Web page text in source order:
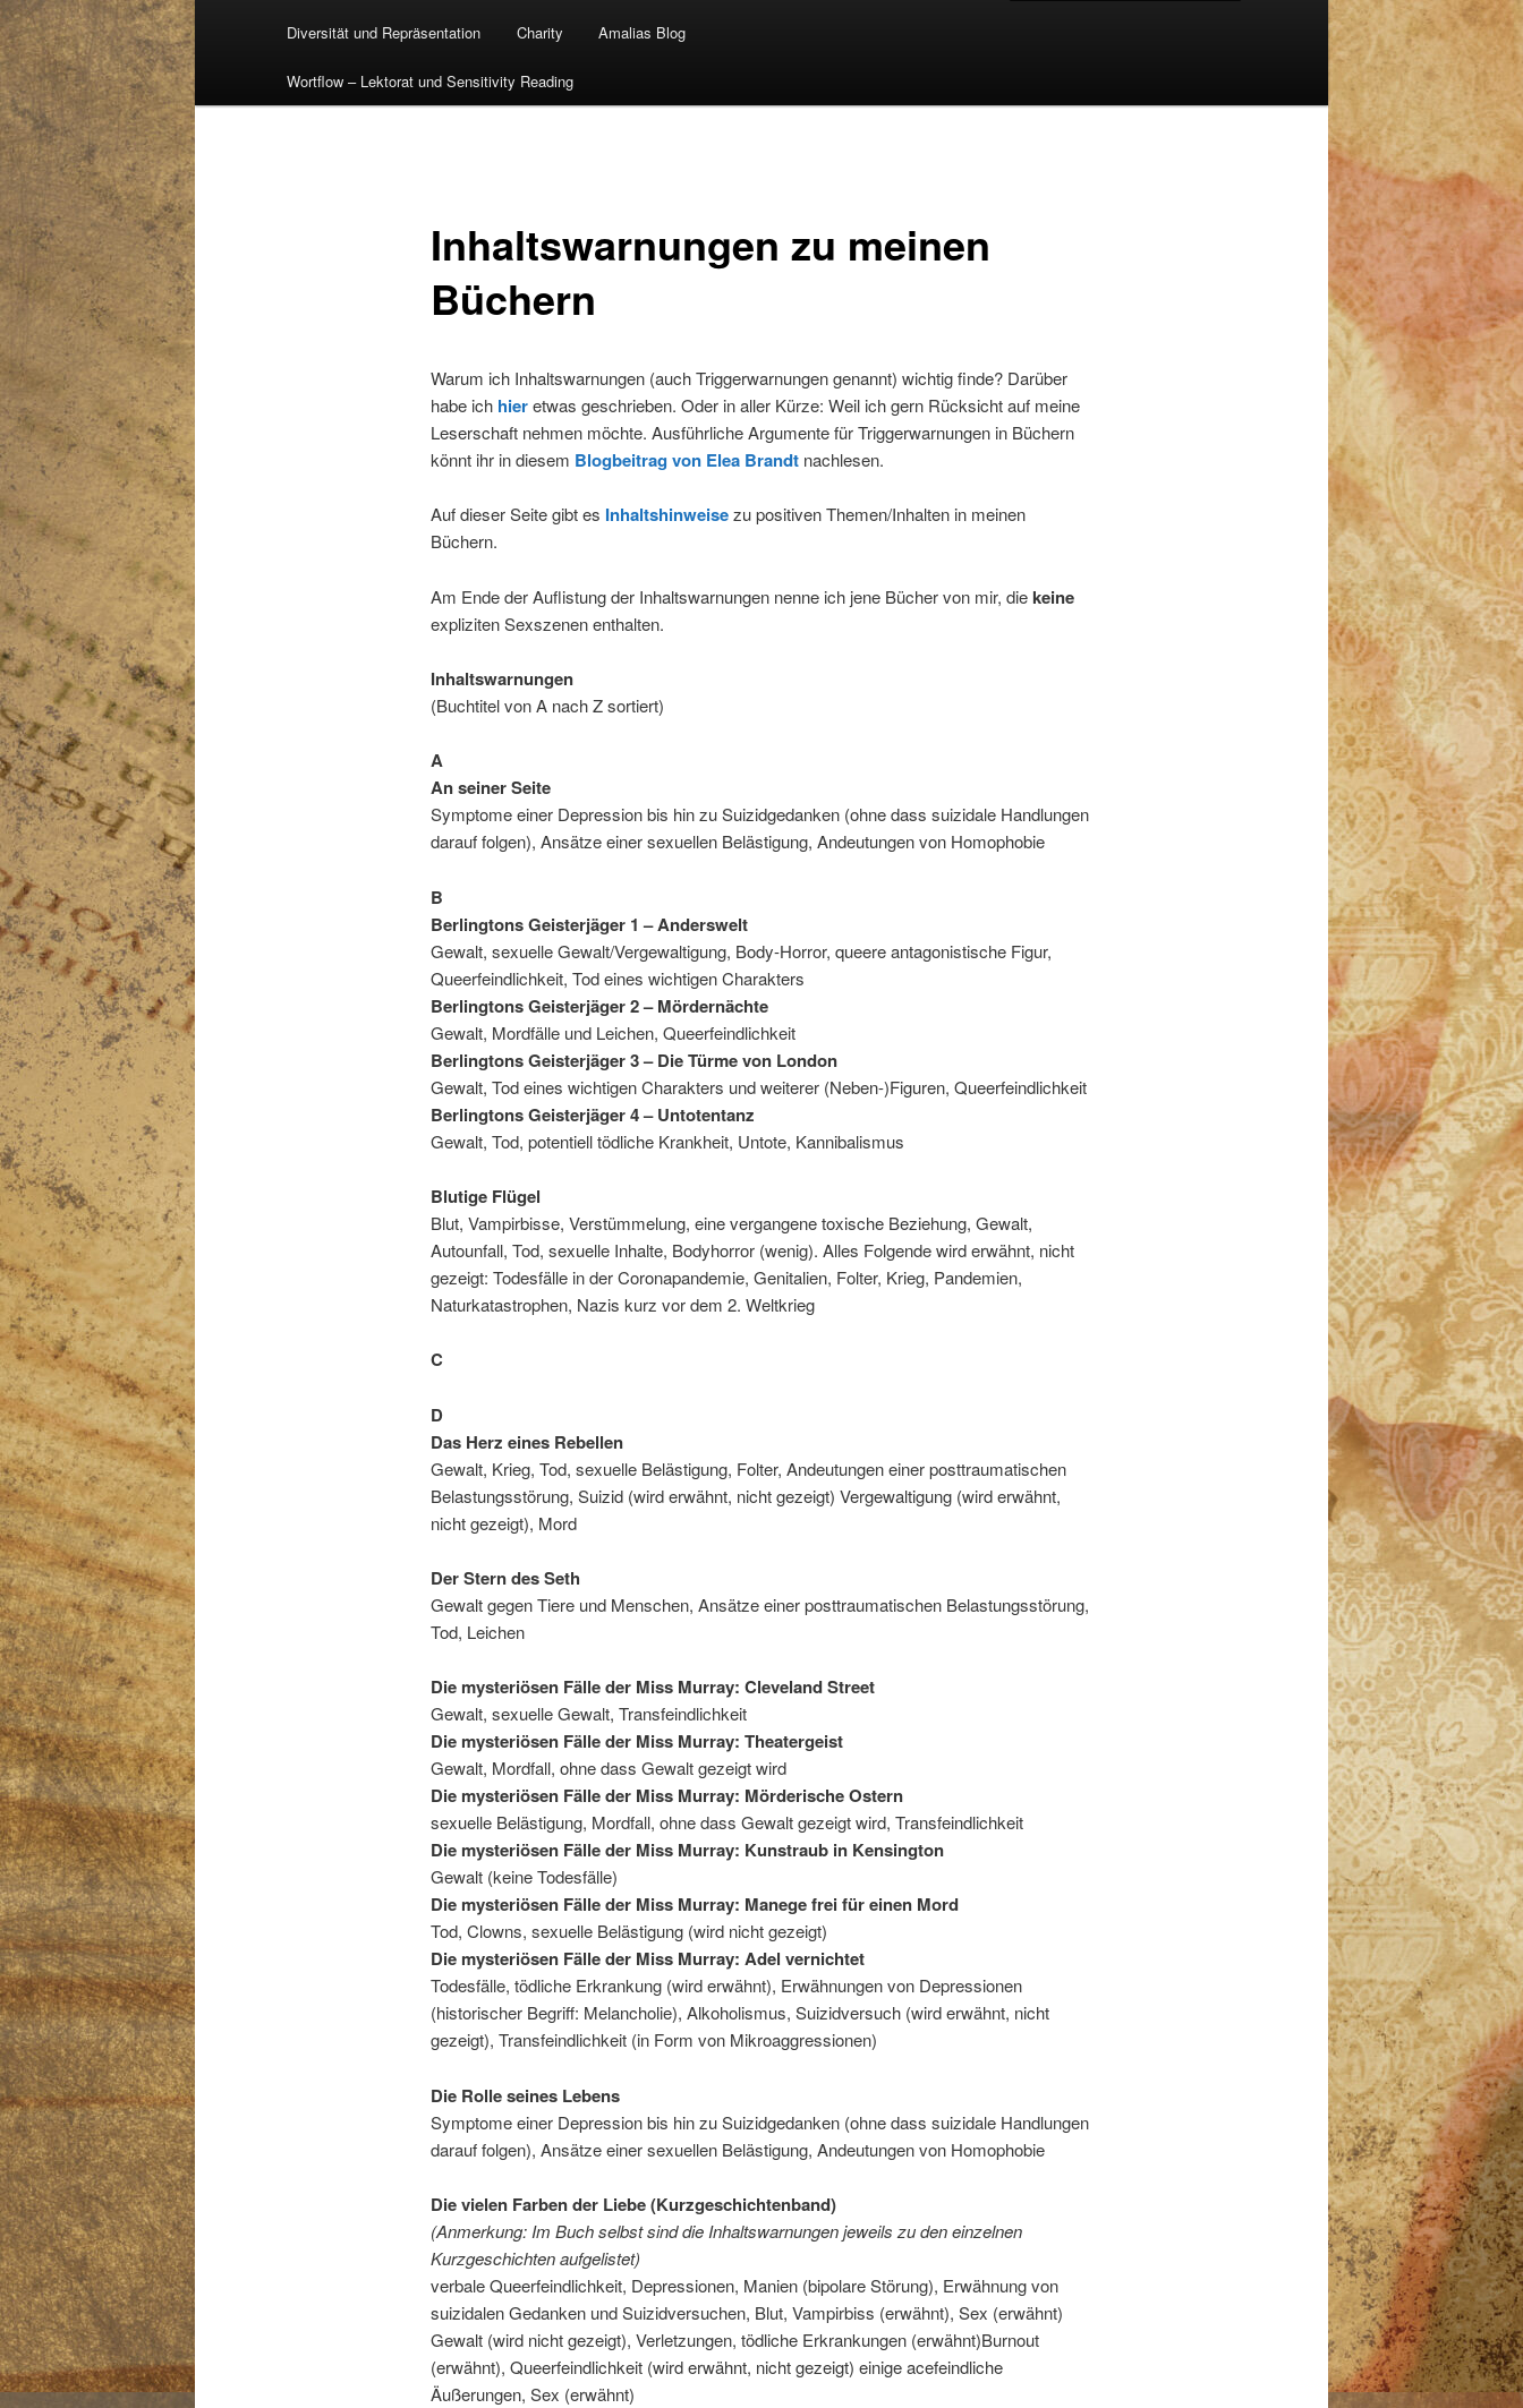
Diversität und Repräsentation Charity Amalias Blog
Wortflow – Lektorat und Sensitivity Reading
Inhaltswarnungen zu meinen
Büchern
Warum ich Inhaltswarnungen (auch Triggerwarnungen genannt) wichtig finde? Darüber
habe ich hieretwas geschrieben. Oder in aller Kürze: Weil ich gern Rücksicht auf meine
Leserschaft nehmen möchte. Ausführliche Argumente für Triggerwarnungen in Büchern
könnt ihr in diesem Blogbeitrag von Elea Brandtnachlesen.
Auf dieser Seite gibt es Inhaltshinweisezu positiven Themen/Inhalten in meinen
Büchern.
Am Ende der Auflistung der Inhaltswarnungen nenne ich jene Bücher von mir, diekeine
expliziten Sexszenen enthalten.
Inhaltswarnungen
(Buchtitel von A nach Z sortiert)
A
An seiner Seite
Symptome einer Depression bis hin zu Suizidgedanken (ohne dass suizidale Handlungen
darauf folgen), Ansätze einer sexuellen Belästigung, Andeutungen von Homophobie
B
Berlingtons Geisterjäger 1 – Anderswelt
Gewalt, sexuelle Gewalt/Vergewaltigung, Body-Horror, queere antagonistische Figur,
Queerfeindlichkeit, Tod eines wichtigen Charakters
Berlingtons Geisterjäger 2 – Mördernächte
Gewalt, Mordfälle und Leichen, Queerfeindlichkeit
Berlingtons Geisterjäger 3 – Die Türme von London
Gewalt, Tod eines wichtigen Charakters und weiterer (Neben-)Figuren, Queerfeindlichkeit
Berlingtons Geisterjäger 4 – Untotentanz
Gewalt, Tod, potentiell tödliche Krankheit, Untote, Kannibalismus
Blutige Flügel
Blut, Vampirbisse, Verstümmelung, eine vergangene toxische Beziehung, Gewalt,
Autounfall, Tod, sexuelle Inhalte, Bodyhorror (wenig). Alles Folgende wird erwähnt, nicht
gezeigt: Todesfälle in der Coronapandemie, Genitalien, Folter, Krieg, Pandemien,
Naturkatastrophen, Nazis kurz vor dem 2. Weltkrieg
C
D
Das Herz eines Rebellen
Gewalt, Krieg, Tod, sexuelle Belästigung, Folter, Andeutungen einer posttraumatischen
Belastungsstörung, Suizid (wird erwähnt, nicht gezeigt) Vergewaltigung (wird erwähnt,
nicht gezeigt), Mord
Der Stern des Seth
Gewalt gegen Tiere und Menschen, Ansätze einer posttraumatischen Belastungsstörung,
Tod, Leichen
Die mysteriösen Fälle der Miss Murray: Cleveland Street
Gewalt, sexuelle Gewalt, Transfeindlichkeit
Die mysteriösen Fälle der Miss Murray: Theatergeist
Gewalt, Mordfall, ohne dass Gewalt gezeigt wird
Die mysteriösen Fälle der Miss Murray: Mörderische Ostern
sexuelle Belästigung, Mordfall, ohne dass Gewalt gezeigt wird, Transfeindlichkeit
Die mysteriösen Fälle der Miss Murray: Kunstraub in Kensington
Gewalt (keine Todesfälle)
Die mysteriösen Fälle der Miss Murray: Manege frei für einen Mord
Tod, Clowns, sexuelle Belästigung (wird nicht gezeigt)
Die mysteriösen Fälle der Miss Murray: Adel vernichtet
Todesfälle, tödliche Erkrankung (wird erwähnt), Erwähnungen von Depressionen
(historischer Begriff: Melancholie), Alkoholismus, Suizidversuch (wird erwähnt, nicht
gezeigt), Transfeindlichkeit (in Form von Mikroaggressionen)
Die Rolle seines Lebens
Symptome einer Depression bis hin zu Suizidgedanken (ohne dass suizidale Handlungen
darauf folgen), Ansätze einer sexuellen Belästigung, Andeutungen von Homophobie
Die vielen Farben der Liebe (Kurzgeschichtenband)
(Anmerkung: Im Buch selbst sind die Inhaltswarnungen jeweils zu den einzelnen
Kurzgeschichten aufgelistet)
verbale Queerfeindlichkeit, Depressionen, Manien (bipolare Störung), Erwähnung von
suizidalen Gedanken und Suizidversuchen, Blut, Vampirbiss (erwähnt), Sex (erwähnt)
Gewalt (wird nicht gezeigt), Verletzungen, tödliche Erkrankungen (erwähnt)Burnout
(erwähnt), Queerfeindlichkeit (wird erwähnt, nicht gezeigt) einige acefeindliche
Äußerungen, Sex (erwähnt)